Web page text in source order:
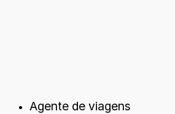
Agente de viagens